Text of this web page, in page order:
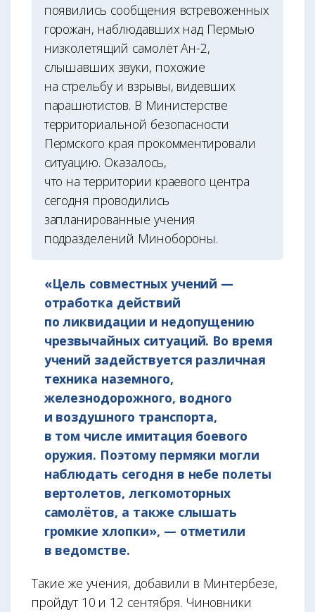
появились сообщения встревоженных
горожан, наблюдавших над Пермью
низколетящий самолёт Ан-2,
слышавших звуки, похожие
на стрельбу и взрывы, видевших
парашютистов. В Министерстве
территориальной безопасности
Пермского края прокомментировали
ситуацию. Оказалось,
что на территории краевого центра
сегодня проводились
запланированные учения
подразделений Минобороны.
«Цель совместных учений —
отработка действий
по ликвидации и недопущению
чрезвычайных ситуаций. Во время
учений задействуется различная
техника наземного,
железнодорожного, водного
и воздушного транспорта,
в том числе имитация боевого
оружия. Поэтому пермяки могли
наблюдать сегодня в небе полеты
вертолетов, легкомоторных
самолётов, а также слышать
громкие хлопки», — отметили
в ведомстве.
Такие же учения, добавили в Минтербезе,
пройдут 10 и 12 сентября. Чиновники